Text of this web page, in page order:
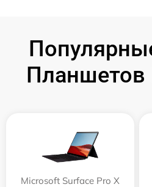
Планшетов
Microsoft Surface Pro X